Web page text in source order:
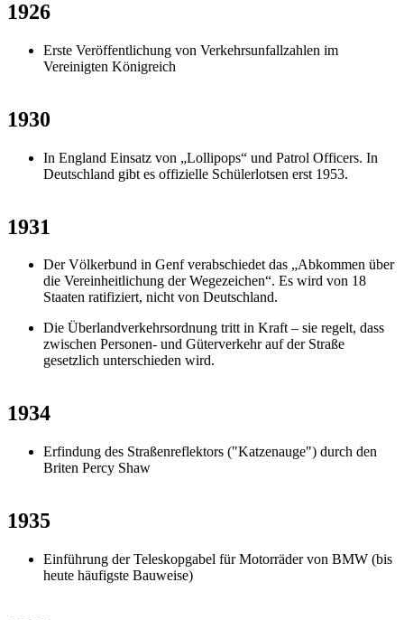
1926
Erste Veröffentlichung von Verkehrsunfallzahlen im
Vereinigten Königreich
1930
In England Einsatz von „Lollipops“ und Patrol Officers. In
Deutschland gibt es offizielle Schülerlotsen erst 1953.
1931
Der Völkerbund in Genf verabschiedet das „Abkommen über
die Vereinheitlichung der Wegezeichen“. Es wird von 18
Staaten ratifiziert, nicht von Deutschland.
Die Überlandverkehrsordnung tritt in Kraft – sie regelt, dass
zwischen Personen- und Güterverkehr auf der Straße
gesetzlich unterschieden wird.
1934
Erfindung des Straßenreflektors ("Katzenauge") durch den
Briten Percy Shaw
1935
Einführung der Teleskopgabel für Motorräder von BMW (bis
heute häufigste Bauweise)